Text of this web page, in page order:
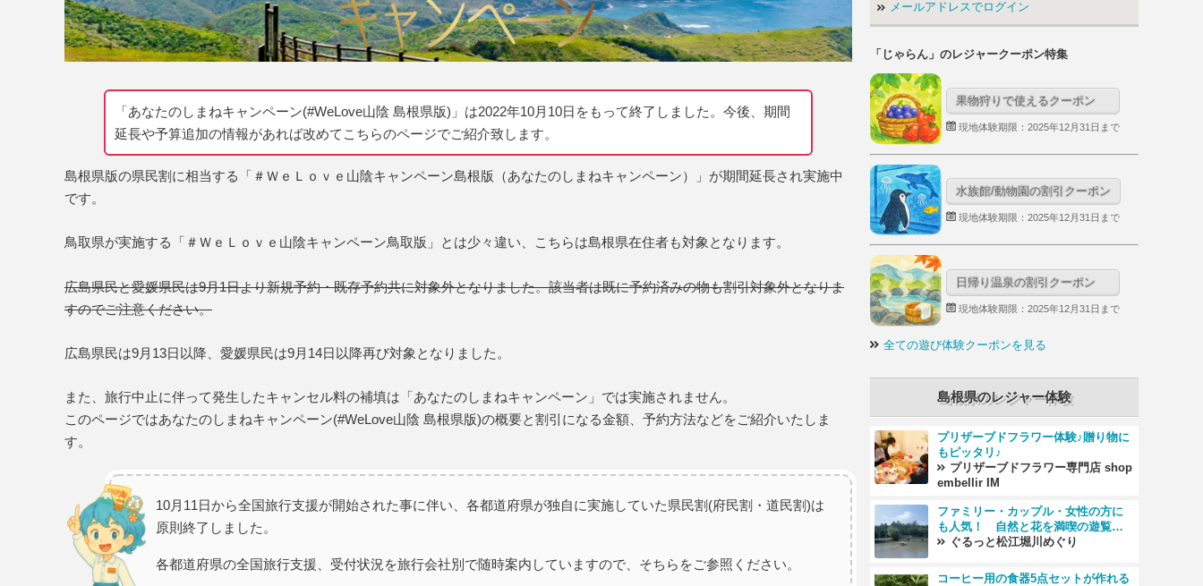
「あなたのしまねキャンペーン(#WeLove山陰 島根県版)」は2022年10月10日をもって終了しました。今後、期間
延長や予算追加の情報があれば改めてこちらのページでご紹介致します。
島根県版の県民割に相当する「＃ＷｅＬｏｖｅ山陰キャンペーン島根版（あなたのしまねキャンペーン）」が期間延長され実施中
です。
鳥取県が実施する「＃ＷｅＬｏｖｅ山陰キャンペーン鳥取版」とは少々違い、こちらは島根県在住者も対象となります。
広島県民と愛媛県民は9月1日より新規予約・既存予約共に対象外となりました。該当者は既に予約済みの物も割引対象外となりま
すのでご注意ください。
広島県民は9月13日以降、愛媛県民は9月14日以降再び対象となりました。
また、旅行中止に伴って発生したキャンセル料の補填は「あなたのしまねキャンペーン」では実施されません。
このページではあなたのしまねキャンペーン(#WeLove山陰 島根県版)の概要と割引になる金額、予約方法などをご紹介いたしま
す。
10月11日から全国旅行支援が開始された事に伴い、各都道府県が独自に実施していた県民割(府民割・道民割)は
原則終了しました。
各都道府県の全国旅行支援、受付状況を旅行会社別で随時案内していますので、そちらをご参照ください。
メールアドレスでログイン
「じゃらん」のレジャークーポン特集
果物狩りで使えるクーポン
現地体験期限：2025年12月31日まで
水族館/動物園の割引クーポン
現地体験期限：2025年12月31日まで
日帰り温泉の割引クーポン
現地体験期限：2025年12月31日まで
全ての遊び体験クーポンを見る
島根県のレジャー体験
プリザーブドフラワー体験♪贈り物に
もピッタリ♪
プリザーブドフラワー専門店 shop
embellir IM
ファミリー・カップル・女性の方に
も人気！ 自然と花を満喫の遊覧船
♪♪ (*'▽')
ぐるっと松江堀川めぐり
コーヒー用の食器5点セットが作れる